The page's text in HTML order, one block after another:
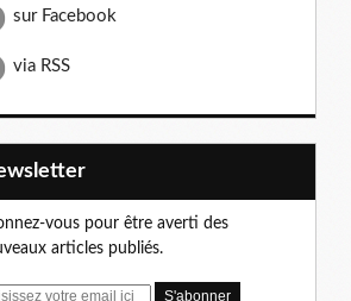
sur Facebook
via RSS
vous pour être averti des
articles publiés.